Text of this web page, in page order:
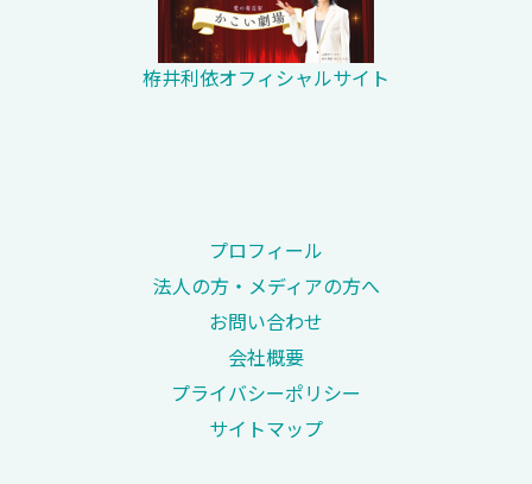
栫井利依オフィシャルサイト
プロフィール
法人の方・メディアの方へ
お問い合わせ
会社概要
プライバシーポリシー
サイトマップ